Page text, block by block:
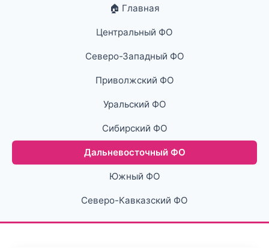
🏠 Главная
Центральный ФО
Северо-Западный ФО
Приволжский ФО
Уральский ФО
Сибирский ФО
Дальневосточный ФО
Южный ФО
Северо-Кавказский ФО